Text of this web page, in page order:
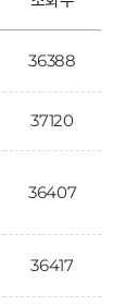
36388
37120
36407
36417